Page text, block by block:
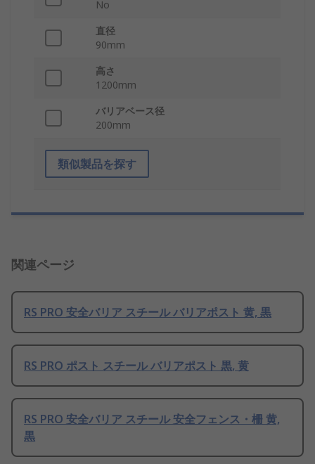
No
直径
90mm
高さ
1200mm
バリアベース径
200mm
類似製品を探す
関連ページ
RS PRO 安全バリア スチール バリアポスト 黄, 黒
RS PRO ポスト スチール バリアポスト 黒, 黄
RS PRO 安全バリア スチール 安全フェンス・柵 黄,
黒